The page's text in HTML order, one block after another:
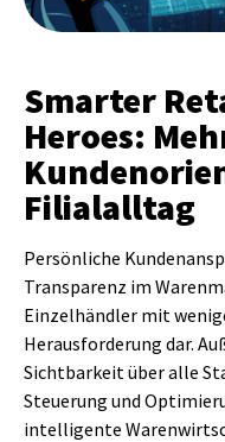
Smarter
Heroes:
Filialalltag
Persönliche
Transparenz im
Einzelhändler mit
Herausforderung dar.
Sichtbarkeit über alle
Steuerung und
intelligente